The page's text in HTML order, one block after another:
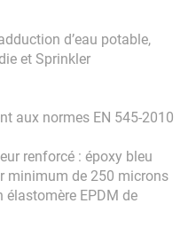
d’eau potable,
et Sprinkler
aux normes EN 545-2010
renforcé : époxy bleu
minimum de 250 microns
EPDM de